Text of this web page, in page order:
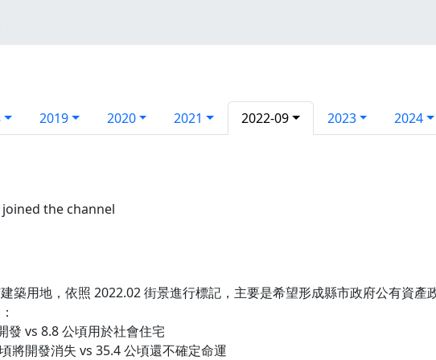
2019 2020 2021 2022-09 2023 2024
joined the channel
築用地，依照 2022.02 街景進行標記，主要是希望形成縣市政府公有資
發 vs 8.8 公頃用於社會住宅
將開發消失 vs 35.4 公頃還不確定命運